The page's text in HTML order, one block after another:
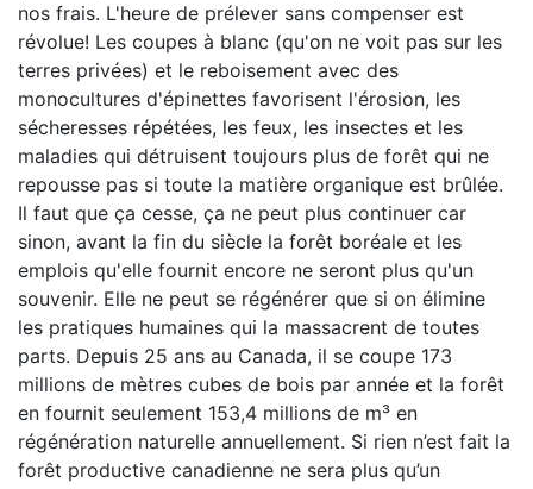
nos frais. L'heure de prélever sans compenser est
révolue! Les coupes à blanc (qu'on ne voit pas sur les
terres privées) et le reboisement avec des
monocultures d'épinettes favorisent l'érosion, les
sécheresses répétées, les feux, les insectes et les
maladies qui détruisent toujours plus de forêt qui ne
repousse pas si toute la matière organique est brûlée.
Il faut que ça cesse, ça ne peut plus continuer car
sinon, avant la fin du siècle la forêt boréale et les
emplois qu'elle fournit encore ne seront plus qu'un
souvenir. Elle ne peut se régénérer que si on élimine
les pratiques humaines qui la massacrent de toutes
parts. Depuis 25 ans au Canada, il se coupe 173
millions de mètres cubes de bois par année et la forêt
en fournit seulement 153,4 millions de m³ en
régénération naturelle annuellement. Si rien n’est fait la
forêt productive canadienne ne sera plus qu’un